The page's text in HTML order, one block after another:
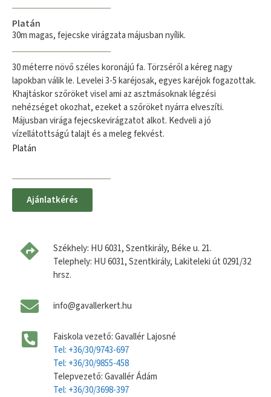
Platán
30m magas, fejecske virágzata májusban nyílik.
30 méterre növő széles koronájú fa. Törzséről a kéreg nagy
lapokban válik le. Levelei 3-5 karéjosak, egyes karéjok fogazottak.
Khajtáskor szőröket visel ami az asztmásoknak légzési
nehézséget okozhat, ezeket a szőröket nyárra elveszíti.
Májusban virága fejecskevirágzatot alkot. Kedveli a jó
vízellátottságú talajt és a meleg fekvést.
Platán
Ajánlatkérés
Székhely: HU 6031, Szentkirály, Béke u. 21.
Telephely: HU 6031, Szentkirály, Lakiteleki út 0291/32
hrsz.
info@gavallerkert.hu
Faiskola vezető: Gavallér Lajosné
Tel: +36/30/9743-697
Tel: +36/30/9855-458
Telepvezető: Gavallér Ádám
Tel: +36/30/3698-397